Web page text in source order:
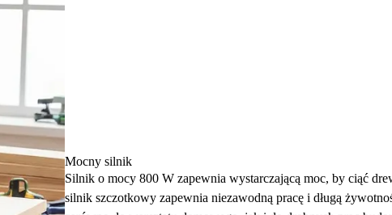
Mocny silnik
Silnik o mocy 800 W zapewnia wystarczającą moc, by ciąć
silnik szczotkowy zapewnia niezawodną pracę i długą